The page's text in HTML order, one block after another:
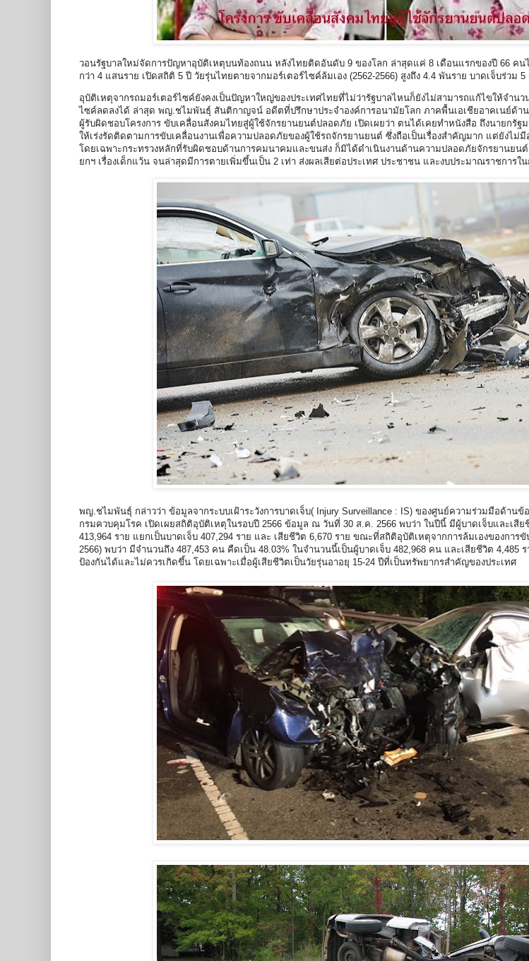
วอนรัฐบาลใหม่จัดการปัญหาอุบัติเหตุบนท้องถนน หลังไทยติดอันดับ 9 ของโลก ล่าสุดแค่ 8 เดือนแรกของปี 66 คน
กว่า 4 แสนราย เปิดสถิติ 5 ปี วัยรุ่นไทยตายจากมอร์เตอร์ไซค์ล้มเอง (2562-2566) สูงถึง 4.4 พันราย บาดเจ็บร่วม
อุบัติเหตุจากรถมอร์เตอร์ไซค์ยังคงเป็นปัญหาใหญ่ของประเทศไทยที่ไม่ว่ารัฐบาลไหนก็ยังไม่สามารถแก้ไขให้จำนว
ไซค์ลดลงได้ ล่าสุด พญ.ชไมพันธุ์ สันติกาญจน์ อดีตที่ปรึกษาประจำองค์การอนามัยโลก ภาคพื้นเอเชียอาคเนย์ด้าน
ผู้รับผิดชอบโครงการ ขับเคลื่อนสังคมไทยสู่ผู้ใช้จักรยานยนต์ปลอดภัย เปิดเผยว่า ตนได้เคยทำหนังสือ ถึงนายกรัฐ
ให้เร่งรัดติดตามการขับเคลื่อนงานเพื่อความปลอดภัยของผู้ใช้รถจักรยานยนต์ ซึ่งถือเป็นเรื่องสำคัญมาก แต่ยังไม่
โดยเฉพาะกระทรวงหลักที่รับผิดชอบด้านการคมนาคมและขนส่ง ก็มิได้ดำเนินงานด้านความปลอดภัยจักรยานยน
ยกฯ เรื่องเด็กแว้น จนล่าสุดมีการตายเพิ่มขึ้นเป็น 2 เท่า ส่งผลเสียต่อประเทศ ประชาชน และงบประมาณราชการใ
พญ.ชไมพันธุ์ กล่าวว่า ข้อมูลจากระบบเฝ้าระวังการบาดเจ็บ( Injury Surveillance : IS) ของศูนย์ความร่วมมือด้านข้
กรมควบคุมโรค เปิดเผยสถิติอุบัติเหตุในรอบปี 2566 ข้อมูล ณ วันที่ 30 ส.ค. 2566 พบว่า ในปีนี้ มีผู้บาดเจ็บและเสี
413,964 ราย แยกเป็นบาดเจ็บ 407,294 ราย และ เสียชีวิต 6,670 ราย ขณะที่สถิติอุบัติเหตุจากการล้มเองของการ
2566) พบว่า มีจำนวนถึง 487,453 คน คืดเป็น 48.03% ในจำนวนนี้เป็นผู้บาดเจ็บ 482,968 คน และเสียชีวิต 4,485
ป้องกันได้และไม่ควรเกิดขึ้น โดยเฉพาะเมื่อผู้เสียชีวิตเป็นวัยรุ่นอาอยุ 15-24 ปีที่เป็นทรัพยากรสำคัญของประเทศ